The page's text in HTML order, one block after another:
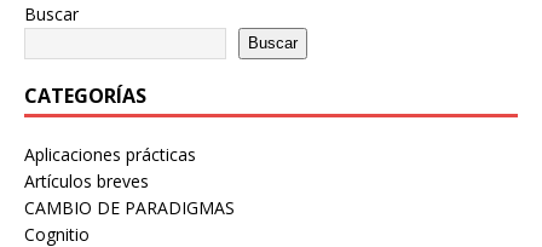
Buscar
Buscar
CATEGORÍAS
Aplicaciones prácticas
Artículos breves
CAMBIO DE PARADIGMAS
Cognitio